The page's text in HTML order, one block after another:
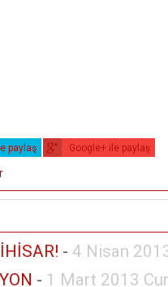
paylaş Google+ ile paylaş
- 4 Nisan
- 1 Mart 2013